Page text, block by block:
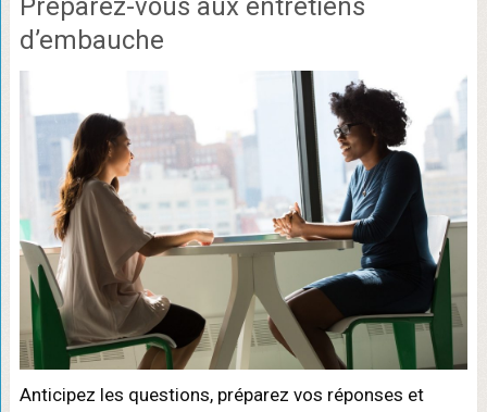
Préparez-vous aux entretiens
d’embauche
Anticipez les questions, préparez vos réponses et